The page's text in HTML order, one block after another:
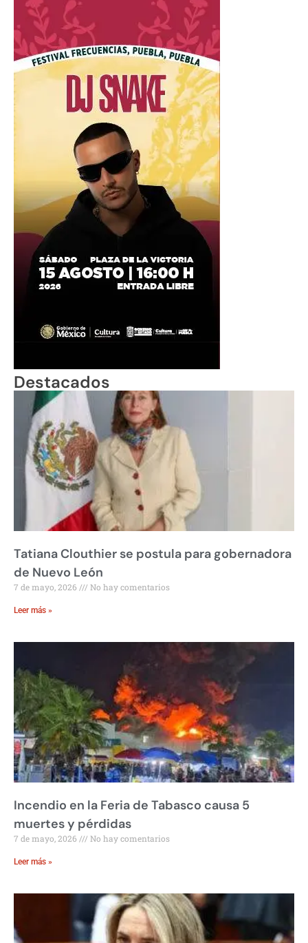
Destacados
Tatiana Clouthier se postula para gobernadora
de Nuevo León
7 de mayo, 2026 No hay comentarios
Leer más »
Incendio en la Feria de Tabasco causa 5
muertes y pérdidas
7 de mayo, 2026 No hay comentarios
Leer más »